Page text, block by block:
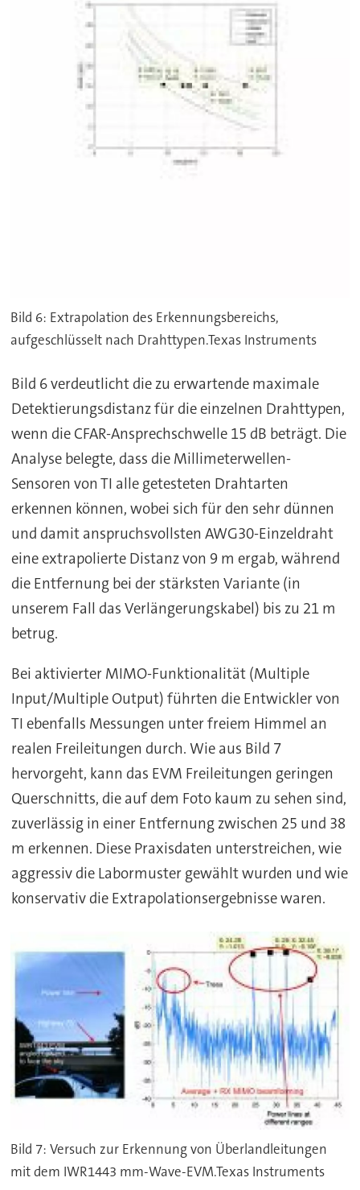
Bild 6: Extrapolation des Erkennungsbereichs,
aufgeschlüsselt nach Drahttypen.Texas Instruments
Bild 6 verdeutlicht die zu erwartende maximale
Detektierungsdistanz für die einzelnen Drahttypen,
wenn die CFAR-Ansprechschwelle 15 dB beträgt. Die
Analyse belegte, dass die Millimeterwellen-
Sensoren von TI alle getesteten Drahtarten
erkennen können, wobei sich für den sehr dünnen
und damit anspruchsvollsten AWG30-Einzeldraht
eine extrapolierte Distanz von 9 m ergab, während
die Entfernung bei der stärksten Variante (in
unserem Fall das Verlängerungskabel) bis zu 21 m
betrug.
Bei aktivierter MIMO-Funktionalität (Multiple
Input/Multiple Output) führten die Entwickler von
TI ebenfalls Messungen unter freiem Himmel an
realen Freileitungen durch. Wie aus Bild 7
hervorgeht, kann das EVM Freileitungen geringen
Querschnitts, die auf dem Foto kaum zu sehen sind,
zuverlässig in einer Entfernung zwischen 25 und 38
m erkennen. Diese Praxisdaten unterstreichen, wie
aggressiv die Labormuster gewählt wurden und wie
konservativ die Extrapolationsergebnisse waren.
Bild 7: Versuch zur Erkennung von Überlandleitungen
mit dem IWR1443 mm-Wave-EVM.Texas Instruments